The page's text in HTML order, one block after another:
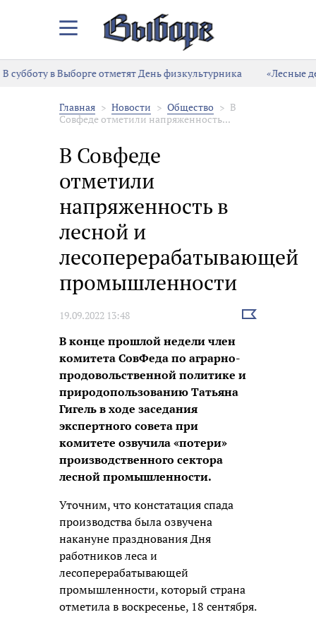
Закрыть/
меню
В субботу в Выборге отметят День физкультурника
«Лесные
Главная Новости Общество
В
Совфеде отметили напряженность...
В Совфеде
отметили
напряженность в
лесной и
лесоперерабатывающей
промышленности
19.09.2022 13:48
Выбрать
В конце прошлой недели член
комитета СовФеда по аграрно-
продовольственной политике и
природопользованию Татьяна
Гигель в ходе заседания
экспертного совета при
комитете озвучила «потери»
производственного сектора
лесной промышленности.
Уточним, что констатация спада
производства была озвучена
накануне празднования Дня
работников леса и
лесоперерабатывающей
промышленности, который страна
отметила в воскресенье, 18 сентября.